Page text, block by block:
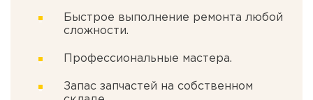
Быстрое выполнение ремонта любой
сложности.
Профессиональные мастера.
Запас запчастей на собственном